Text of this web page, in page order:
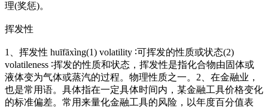
理(奖惩)。
挥发性
1、挥发性 huīfāxìng(1) volatility ∶可挥发的性质或状态(2)
volatileness ∶挥发的性质和状态，挥发性是指化合物由固体或
液体变为气体或蒸汽的过程。物理性质之一。2、在金融业，
也是常用语。具体指在一定具体时间内，某金融工具价格变化
的标准偏差。常用来量化金融工具的风险，以年度百分值表